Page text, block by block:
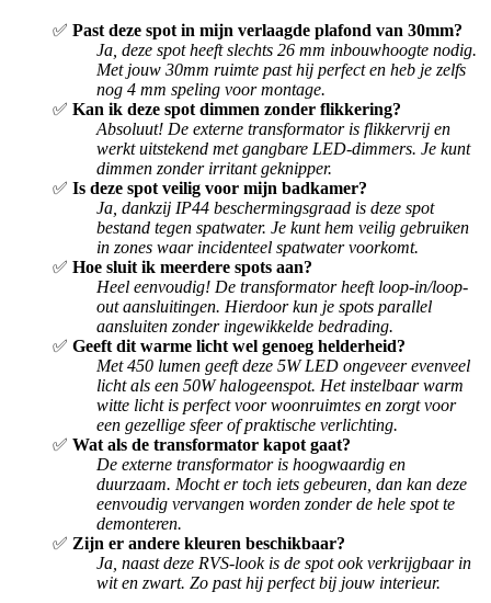
✅ Past deze spot in mijn verlaagde plafond van 30mm?
Ja, deze spot heeft slechts 26 mm inbouwhoogte nodig.
Met jouw 30mm ruimte past hij perfect en heb je zelfs
nog 4 mm speling voor montage.
✅ Kan ik deze spot dimmen zonder flikkering?
Absoluut! De externe transformator is flikkervrij en
werkt uitstekend met gangbare LED-dimmers. Je kunt
dimmen zonder irritant geknipper.
✅ Is deze spot veilig voor mijn badkamer?
Ja, dankzij IP44 beschermingsgraad is deze spot
bestand tegen spatwater. Je kunt hem veilig gebruiken
in zones waar incidenteel spatwater voorkomt.
✅ Hoe sluit ik meerdere spots aan?
Heel eenvoudig! De transformator heeft loop-in/loop-
out aansluitingen. Hierdoor kun je spots parallel
aansluiten zonder ingewikkelde bedrading.
✅ Geeft dit warme licht wel genoeg helderheid?
Met 450 lumen geeft deze 5W LED ongeveer evenveel
licht als een 50W halogeenspot. Het instelbaar warm
witte licht is perfect voor woonruimtes en zorgt voor
een gezellige sfeer of praktische verlichting.
✅ Wat als de transformator kapot gaat?
De externe transformator is hoogwaardig en
duurzaam. Mocht er toch iets gebeuren, dan kan deze
eenvoudig vervangen worden zonder de hele spot te
demonteren.
✅ Zijn er andere kleuren beschikbaar?
Ja, naast deze RVS-look is de spot ook verkrijgbaar in
wit en zwart. Zo past hij perfect bij jouw interieur.